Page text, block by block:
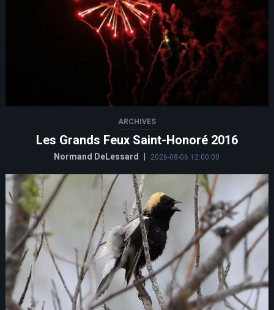
ARCHIVES
Les Grands Feux Saint-Honoré 2016
Normand DeLessard 2026-08-06 12:00:00